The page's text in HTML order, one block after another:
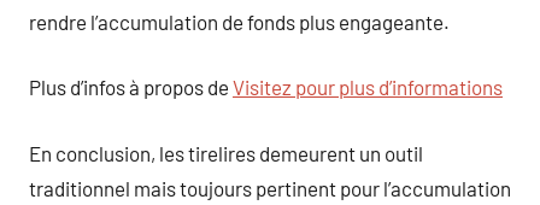
rendre l’accumulation de fonds plus engageante.
Plus d’infos à propos de Visitez pour plus d’informations
En conclusion, les tirelires demeurent un outil
traditionnel mais toujours pertinent pour l’accumulation